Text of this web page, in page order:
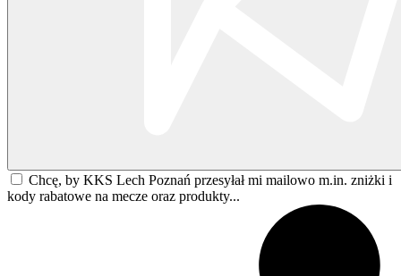
Chcę, by KKS Lech Poznań przesyłał mi mailowo m.in. zniżki i
kody rabatowe na mecze oraz produkty...